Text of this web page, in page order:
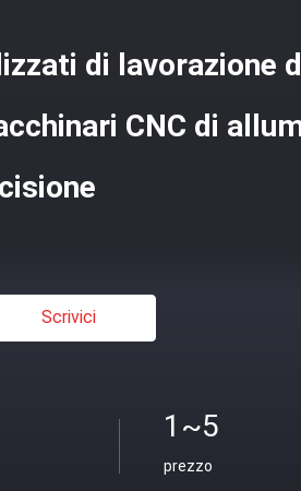
di lavorazione
CNC di
Scrivici
1~5
prezzo